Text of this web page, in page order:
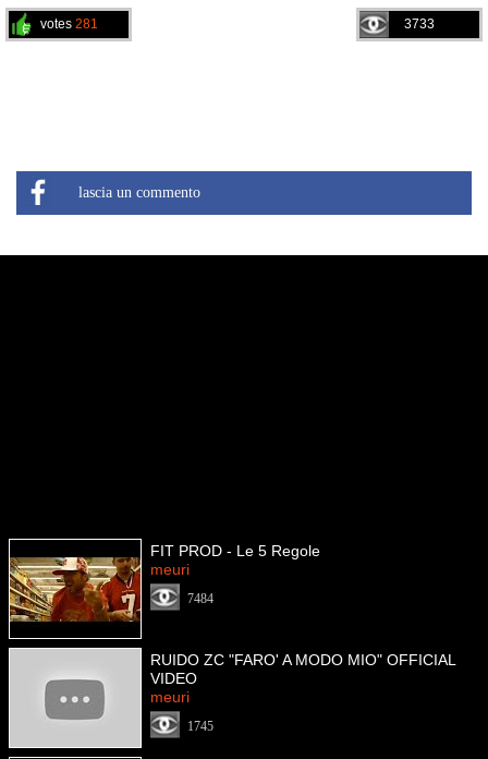
3733
votes 281
lascia un commento
FIT PROD - Le 5 Regole
meuri
7484
RUIDO ZC "FARO' A MODO MIO" OFFICIAL
VIDEO
meuri
1745